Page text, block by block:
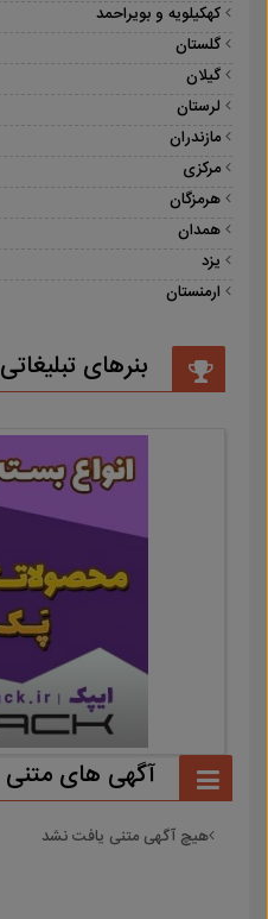
کهکیلویه و بویراحمد
گلستان
گیلان
لرستان
مازندران
مرکزی
هرمزگان
همدان
یزد
ارمنستان
بنرهای تبلیغاتی
آگهی های متنی
هیچ آگهی متنی یافت نشد